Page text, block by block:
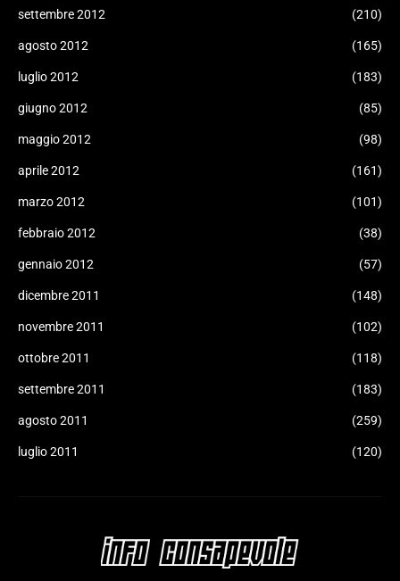
settembre 2012 (210)
agosto 2012 (165)
luglio 2012 (183)
giugno 2012 (85)
maggio 2012 (98)
aprile 2012 (161)
marzo 2012 (101)
febbraio 2012 (38)
gennaio 2012 (57)
dicembre 2011 (148)
novembre 2011 (102)
ottobre 2011 (118)
settembre 2011 (183)
agosto 2011 (259)
luglio 2011 (120)